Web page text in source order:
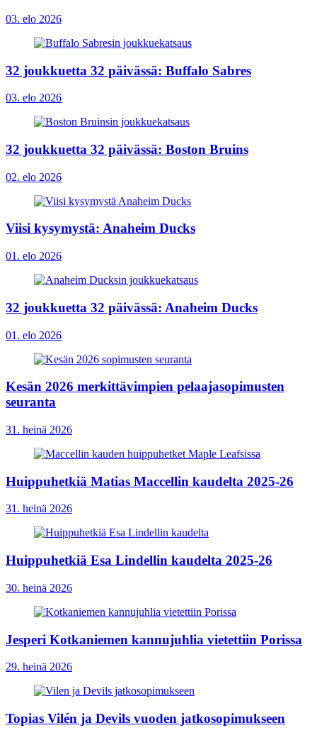
03. elo 2026
32 joukkuetta 32 päivässä: Buffalo Sabres
03. elo 2026
32 joukkuetta 32 päivässä: Boston Bruins
02. elo 2026
Viisi kysymystä: Anaheim Ducks
01. elo 2026
32 joukkuetta 32 päivässä: Anaheim Ducks
01. elo 2026
Kesän 2026 merkittävimpien pelaajasopimusten
seuranta
31. heinä 2026
Huippuhetkiä Matias Maccellin kaudelta 2025-26
31. heinä 2026
Huippuhetkiä Esa Lindellin kaudelta 2025-26
30. heinä 2026
Jesperi Kotkaniemen kannujuhlia vietettiin Porissa
29. heinä 2026
Topias Vilén ja Devils vuoden jatkosopimukseen